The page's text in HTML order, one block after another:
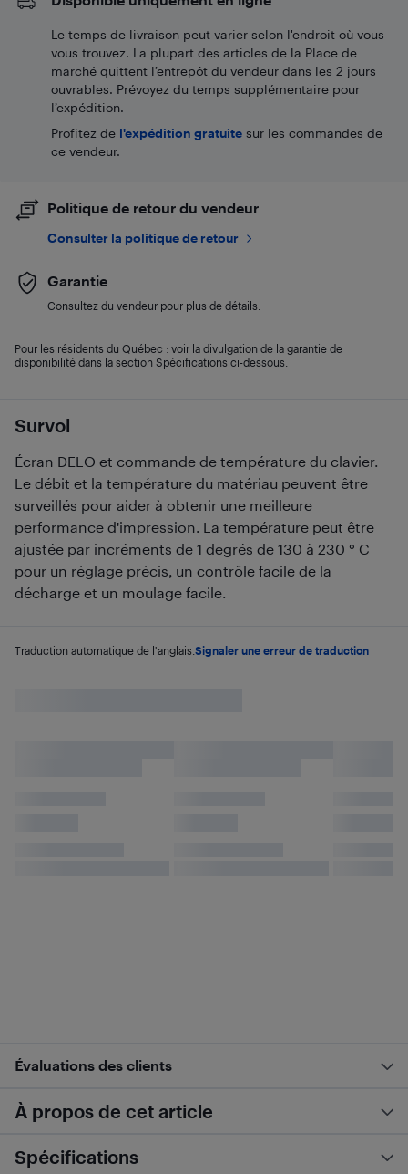
Survol
Écran DELO et commande de température du clavier.
Le débit et la température du matériau peuvent être
surveillés pour aider à obtenir une meilleure
performance d'impression. La température peut être
ajustée par incréments de 1 degrés de 130 à 230 ° C
pour un réglage précis, un contrôle facile de la
décharge et un moulage facile.
Traduction automatique de l'anglais. Signaler une erreur de traduction
Le temps de livraison peut varier selon l'endroit où vous
vous trouvez. La plupart des articles de la Place de
marché quittent l’entrepôt du vendeur dans les 2 jours
ouvrables. Prévoyez du temps supplémentaire pour
l’expédition.
Profitez de l'expédition gratuite sur les commandes de
ce vendeur.
Politique de retour du vendeur
Consulter la politique de retour
Garantie
Consultez du vendeur pour plus de détails.
Pour les résidents du Québec : voir la divulgation de la garantie de
disponibilité dans la section Spécifications ci-dessous.
Évaluations des clients
À propos de cet article
Spécifications